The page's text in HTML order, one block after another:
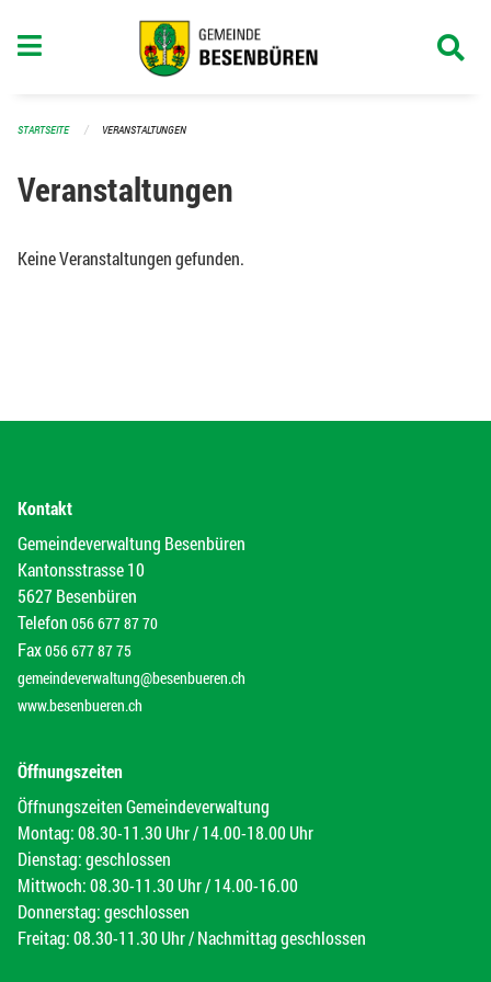
STARTSEITE VERANSTALTUNGEN
Veranstaltungen
Keine Veranstaltungen gefunden.
Kontakt
Gemeindeverwaltung Besenbüren
Kantonsstrasse 10
5627 Besenbüren
Telefon 056 677 87 70
Fax056 677 87 75
gemeindeverwaltung@besenbueren.ch
www.besenbueren.ch
Öffnungszeiten
Öffnungszeiten Gemeindeverwaltung
Montag: 08.30-11.30 Uhr / 14.00-18.00 Uhr
Dienstag: geschlossen
Mittwoch: 08.30-11.30 Uhr / 14.00-16.00
Donnerstag: geschlossen
Freitag: 08.30-11.30 Uhr / Nachmittag geschlossen